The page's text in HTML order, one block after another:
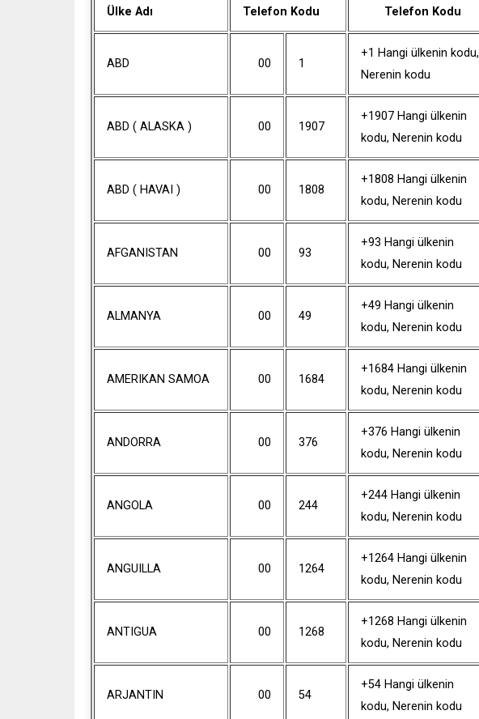
Ülke Adı Telefon Kodu Telefon Kodu
ABD 00 1
+1 Hangi ülkenin kodu,
Nerenin kodu
ABD ( ALASKA ) 00 1907
+1907 Hangi ülkenin
kodu, Nerenin kodu
ABD ( HAVAI ) 00 1808
+1808 Hangi ülkenin
kodu, Nerenin kodu
AFGANISTAN 00 93
+93 Hangi ülkenin
kodu, Nerenin kodu
ALMANYA 00 49
+49 Hangi ülkenin
kodu, Nerenin kodu
AMERIKAN SAMOA 00 1684
+1684 Hangi ülkenin
kodu, Nerenin kodu
ANDORRA 00 376
+376 Hangi ülkenin
kodu, Nerenin kodu
ANGOLA 00 244
+244 Hangi ülkenin
kodu, Nerenin kodu
ANGUILLA 00 1264
+1264 Hangi ülkenin
kodu, Nerenin kodu
ANTIGUA 00 1268
+1268 Hangi ülkenin
kodu, Nerenin kodu
ARJANTIN 00 54
+54 Hangi ülkenin
kodu, Nerenin kodu